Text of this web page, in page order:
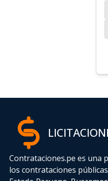
Contrataciones.pe es una
los contrataciones